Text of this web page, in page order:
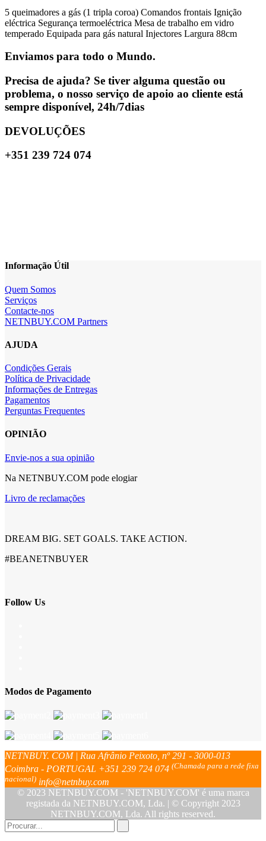
5 queimadores a gás (1 tripla coroa) Comandos frontais Ignição
eléctrica Segurança termoeléctrica Mesa de trabalho em vidro
temperado Equipada para gás natural Injectores Largura 88cm
Enviamos para todo o Mundo.
Precisa de ajuda? Se tiver alguma questão ou
problema, o nosso serviço de apoio ao cliente está
sempre disponível, 24h/7dias
DEVOLUÇÕES
+351 239 724 074
Informação Útil
Quem Somos
Serviços
Contacte-nos
NETNBUY.COM Partners
AJUDA
Condições Gerais
Política de Privacidade
Informações de Entregas
Pagamentos
Perguntas Frequentes
OPINIÃO
Envie-nos a sua opinião
Na NETNBUY.COM pode elogiar
Livro de reclamações
DREAM BIG. SET GOALS. TAKE ACTION.
#BEANETNBUYER
Follow Us
Modos de Pagamento
NETNBUY. COM | Rua Afrânio Peixoto, nº 291 - 3000-013
Coimbra - PORTUGAL +351 239 724 074 (Chamada para a rede fixa
nacional) info@netnbuy.com
© 2023 NETNBUY.COM - 'NETNBUY.COM' é uma marca
registada da NETNBUY.COM, Lda. | © Copyright 2023
NETNBUY.COM, Lda. All rights reserved.